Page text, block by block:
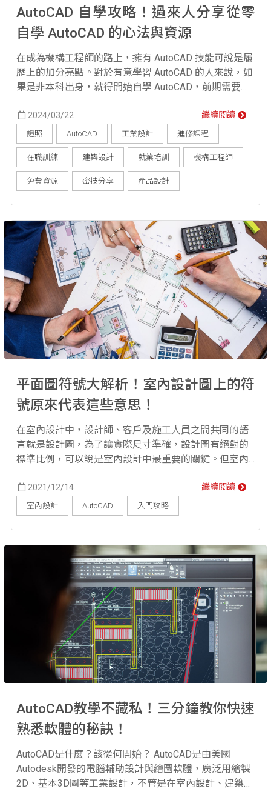
AutoCAD 自學攻略！過來人分享從零
自學 AutoCAD 的心法與資源
在成為機構工程師的路上，擁有 AutoCAD 技能可說是履
歷上的加分亮點。對於有意學習 AutoCAD 的人來說，如
果是非本科出身，就得開始自學 AutoCAD，前期需要耗
想要提升職涯競爭力，還是純粹出於興趣，本篇
AutoCAD 自學攻略將帶你零開始學習，提供全面的學習
指引與資源分享。 如何開始自學 AutoCAD？過人來經驗
談分享 Au...
2024/03/22 繼續閱讀
證照 AutoCAD 工業設計 進修課程
在職訓練 建築設計 就業培訓 機構工程師
免費資源 密技分享 產品設計
平面圖符號大解析！室內設計圖上的符
號原來代表這些意思！
在室內設計中，設計師、客戶及施工人員之間共同的語
言就是設計圖，為了讓實際尺寸準確，設計圖有絕對的
標準比例，可以說是室內設計中最重要的關鍵。但室內
本文將帶你了解平面圖符號的來源以及它們所代表的意
義！ 平面圖符號來源是什麼？平面圖又有什麼功用？ 平
面圖是學室內設計最基本也是最重要的溝通圖面，不管
是設計師或工班都一定要有平面圖，才能清楚知道需求
到底有...
2021/12/14 繼續閱讀
室內設計 AutoCAD 入門攻略
AutoCAD教學不藏私！三分鐘教你快速
熟悉軟體的秘訣！
AutoCAD是什麼？該從何開始？ AutoCAD是由美國
Autodesk開發的電腦輔助設計與繪圖軟體，廣泛用繪製
2D、基本3D圖等工業設計，不管是在室內設計、建築方